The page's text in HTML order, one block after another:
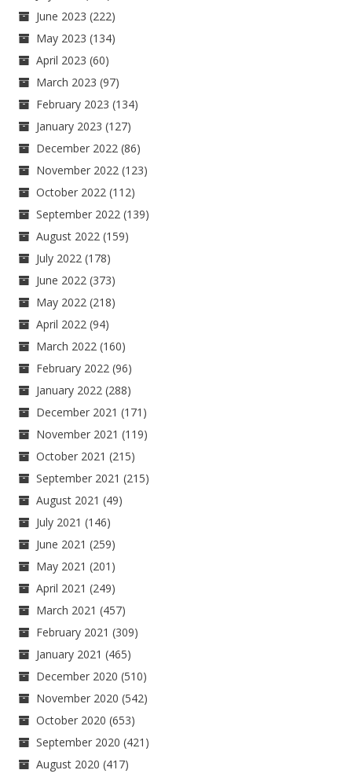
June 2023 (222)
May 2023 (134)
April 2023 (60)
March 2023 (97)
February 2023 (134)
January 2023 (127)
December 2022 (86)
November 2022 (123)
October 2022 (112)
September 2022 (139)
August 2022 (159)
July 2022 (178)
June 2022 (373)
May 2022 (218)
April 2022 (94)
March 2022 (160)
February 2022 (96)
January 2022 (288)
December 2021 (171)
November 2021 (119)
October 2021 (215)
September 2021 (215)
August 2021 (49)
July 2021 (146)
June 2021 (259)
May 2021 (201)
April 2021 (249)
March 2021 (457)
February 2021 (309)
January 2021 (465)
December 2020 (510)
November 2020 (542)
October 2020 (653)
September 2020 (421)
August 2020 (417)